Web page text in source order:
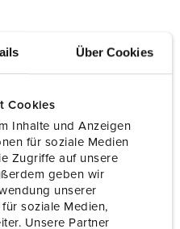
Über Cookies
Cookies
Inhalte und Anzeigen
für soziale Medien
Zugriffe auf unsere
geben wir
unserer
soziale Medien,
Unsere Partner